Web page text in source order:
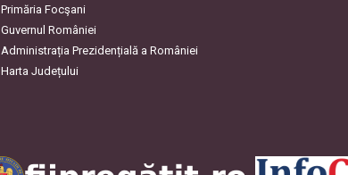
Primăria Focşani
Guvernul României
Administrația Prezidențială a României
Harta Județului